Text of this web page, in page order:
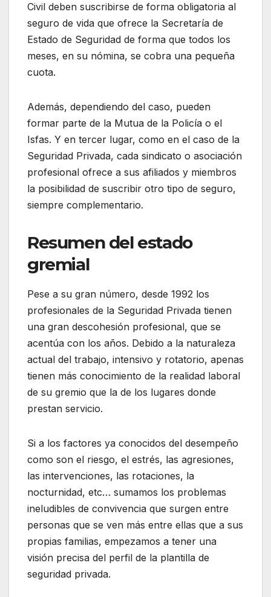
Civil deben suscribirse de forma obligatoria al
seguro de vida que ofrece la Secretaría de
Estado de Seguridad de forma que todos los
meses, en su nómina, se cobra una pequeña
cuota.
Además, dependiendo del caso, pueden
formar parte de la Mutua de la Policía o el
Isfas. Y en tercer lugar, como en el caso de la
Seguridad Privada, cada sindicato o asociación
profesional ofrece a sus afiliados y miembros
la posibilidad de suscribir otro tipo de seguro,
siempre complementario.
Resumen del estado
gremial
Pese a su gran número, desde 1992 los
profesionales de la Seguridad Privada tienen
una gran descohesión profesional, que se
acentúa con los años. Debido a la naturaleza
actual del trabajo, intensivo y rotatorio, apenas
tienen más conocimiento de la realidad laboral
de su gremio que la de los lugares donde
prestan servicio.
Si a los factores ya conocidos del desempeño
como son el riesgo, el estrés, las agresiones,
las intervenciones, las rotaciones, la
nocturnidad, etc… sumamos los problemas
ineludibles de convivencia que surgen entre
personas que se ven más entre ellas que a sus
propias familias, empezamos a tener una
visión precisa del perfil de la plantilla de
seguridad privada.